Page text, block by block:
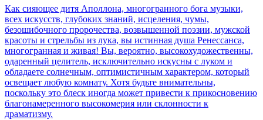
Как сияющее дитя Аполлона, многогранного бога музыки,
всех искусств, глубоких знаний, исцеления, чумы,
безошибочного пророчества, возвышенной поэзии, мужской
красоты и стрельбы из лука, вы истинная душа Ренессанса,
многогранная и живая! Вы, вероятно, высокохудожественны,
одаренный целитель, исключительно искусны с луком и
обладаете солнечным, оптимистичным характером, который
освещает любую комнату. Хотя будьте внимательны,
поскольку это блеск иногда может привести к прикосновению
благонамеренного высокомерия или склонности к
драматизму.